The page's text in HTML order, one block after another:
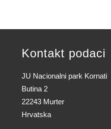
Kontakt podaci
JU Nacionalni park Kornati
Butina 2
22243 Murter
Hrvatska